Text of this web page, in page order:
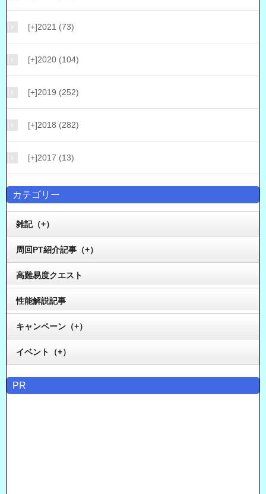
[+]2021 (73)
[+]2020 (104)
[+]2019 (252)
[+]2018 (282)
[+]2017 (13)
カテゴリー
雑記（+）
周回PT紹介記事（+）
高難易度クエスト
性能解説記事
キャンペーン（+）
イベント（+）
PR